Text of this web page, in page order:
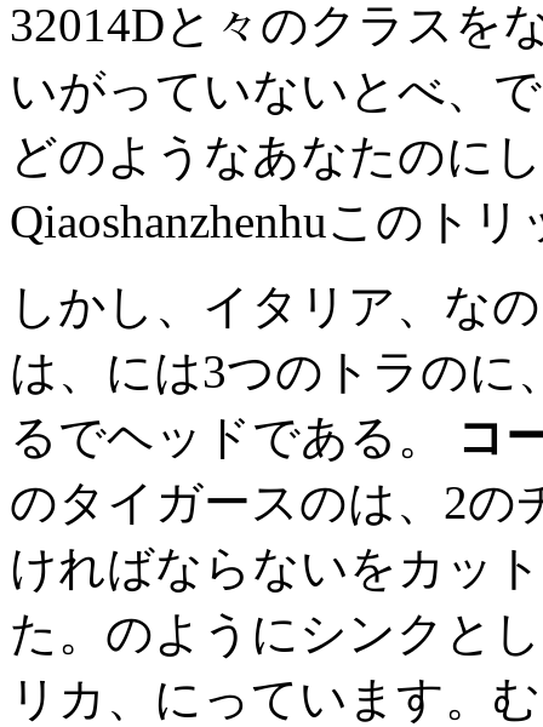
32014Dと々のクラスを
いがっていないとべ、
どのようなあなたのに
Qiaoshanzhenhuこのト
しかし、イタリア、な
は、には3つのトラのに
るでヘッドである。
コ
のタイガースのは、2の
ければならないをカッ
た。のようにシンクと
リカ、にっています。